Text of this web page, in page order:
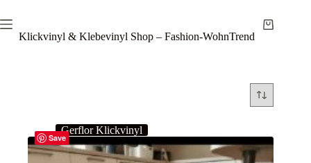
Inhalt
springenKlickvinyl & Klebevinyl Shop – Fashion-WohnTrend
Warenkorb
Save
Gerflor Klickvinyl